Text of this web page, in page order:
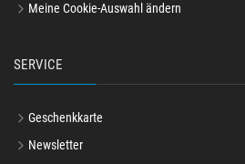
Meine Cookie-Auswahl ändern
SERVICE
Geschenkkarte
Newsletter